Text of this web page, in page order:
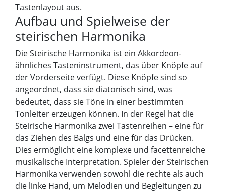
Tastenlayout aus.
Aufbau und Spielweise der
steirischen Harmonika
Die Steirische Harmonika ist ein Akkordeon-
ähnliches Tasteninstrument, das über Knöpfe auf
der Vorderseite verfügt. Diese Knöpfe sind so
angeordnet, dass sie diatonisch sind, was
bedeutet, dass sie Töne in einer bestimmten
Tonleiter erzeugen können. In der Regel hat die
Steirische Harmonika zwei Tastenreihen – eine für
das Ziehen des Balgs und eine für das Drücken.
Dies ermöglicht eine komplexe und facettenreiche
musikalische Interpretation. Spieler der Steirischen
Harmonika verwenden sowohl die rechte als auch
die linke Hand, um Melodien und Begleitungen zu